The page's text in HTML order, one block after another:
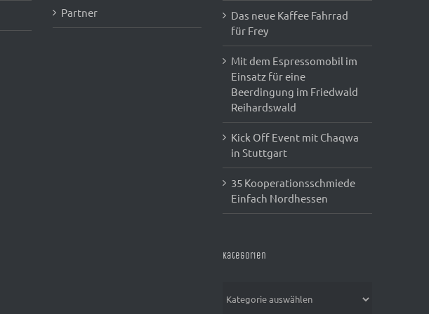
Partner
Das neue Kaffee Fahrrad
für Frey
Mit dem Espressomobil im
Einsatz für eine
Beerdingung im Friedwald
Reihardswald
Kick Off Event mit Chaqwa
in Stuttgart
35 Kooperationsschmiede
Einfach Nordhessen
Kategorien